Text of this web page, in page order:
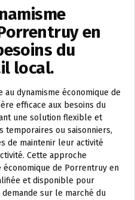
en
du
local.
dynamisme économique de
efficace aux besoins du
une solution flexible et
ou saisonniers,
de maintenir leur activité
Cette approche
de Porrentruy en
et disponible pour
sur le marché du